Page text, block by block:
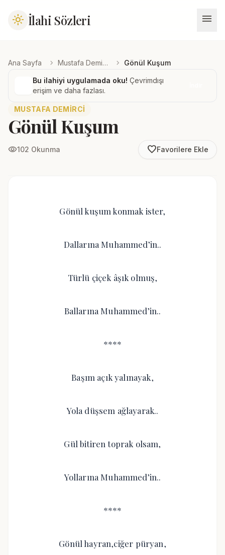
light_mode İlahi Sözleri menu
Ana Sayfa chevron_right Mustafa Demirci chevron_right Gönül Kuşum
Bu ilahiyi uygulamada oku! Çevrimdışı
erişim ve daha fazlası.
MUSTAFA DEMIRCI
Gönül Kuşum
visibility102 Okunma favorite_borderFavorilere Ekle
Gönül kuşum konmak ister,
Dallarına Muhammed’in..
Türlü çiçek âşık olmuş,
Ballarına Muhammed’in..
****
Başım açık yalınayak,
Yola düşsem ağlayarak..
Gül bitiren toprak olsam,
Yollarına Muhammed’in..
****
Gönül hayran,ciğer püryan,